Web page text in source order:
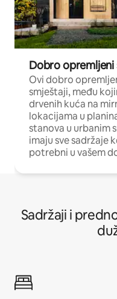
Dobro opremljeni
Ovi dobro
smještaji, među
drvenih kuća na
lokacijama u
stanova u urbanim
imaju sve sadržaje
potrebni u vašem
Sadržaji i